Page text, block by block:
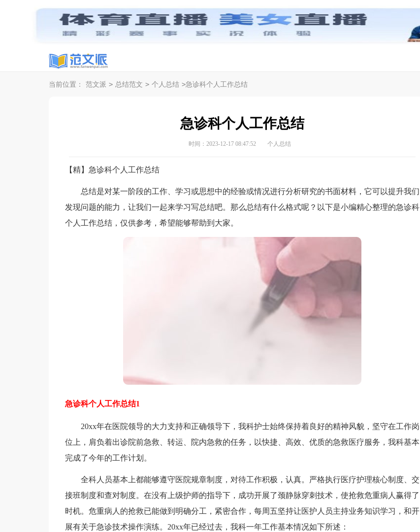
当前位置： 范文派 > 总结范文 > 个人总结 >急诊科个人工作总结
急诊科个人工作总结
时间：2023-12-17 08:47:52 个人总结
【精】急诊科个人工作总结
总结是对某一阶段的工作、学习或思想中的经验或情况进行分析研究的书面材料，它可以提升我们
发现问题的能力，让我们一起来学习写总结吧。那么总结有什么格式呢？以下是小编精心整理的急诊科
个人工作总结，仅供参考，希望能够帮助到大家。
急诊科个人工作总结1
20xx年在医院领导的大力支持和正确领导下，我科护士始终保持着良好的精神风貌，坚守在工作岗
位上，肩负着出诊院前急救、转运、院内急救的任务，以快捷、高效、优质的急救医疗服务，我科基本
完成了今年的工作计划。
全科人员基本上都能够遵守医院规章制度，对待工作积极，认真。严格执行医疗护理核心制度、交
接班制度和查对制度。在没有上级护师的指导下，成功开展了颈静脉穿刺技术，使抢救危重病人赢得了
时机。危重病人的抢救已能做到明确分工，紧密合作，每周五坚持让医护人员主持业务知识学习，和开
展有关于急诊技术操作演练。20xx年已经过去，我科一年工作基本情况如下所述：